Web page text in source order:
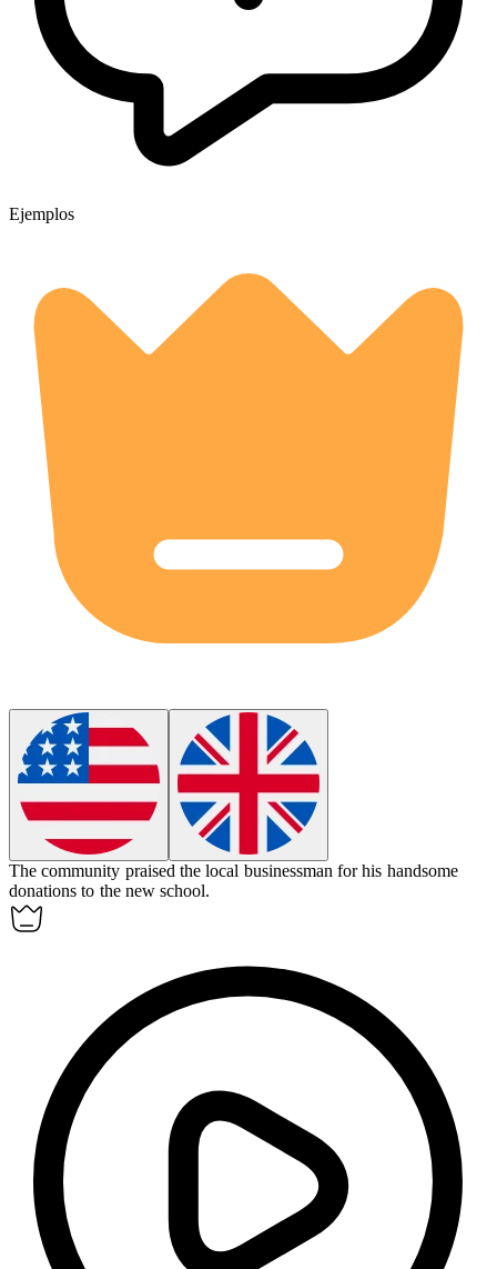
Ejemplos
The community praised the local businessman for his handsome
donations to the new school.